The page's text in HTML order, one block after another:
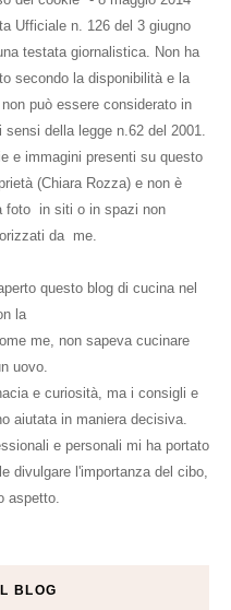
Ufficiale n. 126 del 3 giugno
testata giornalistica. Non ha
secondo la disponibilità e la
può essere considerato in
della legge n.62 del 2001.
e immagini presenti su questo
(Chiara Rozza) e non è
in siti o in spazi non
da me.
questo blog di cucina nel
la
me, non sapeva cucinare
uovo.
e curiosità, ma i consigli e
aiutata in maniera decisiva.
e personali mi ha portato
divulgare l'importanza del cibo,
aspetto.
BLOG